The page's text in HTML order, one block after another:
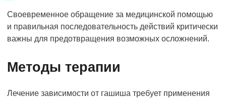
Своевременное обращение за медицинской помощью
и правильная последовательность действий критически
важны для предотвращения возможных осложнений.
Методы терапии
Лечение зависимости от гашиша требует применения